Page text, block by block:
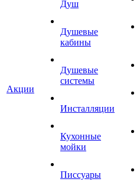
Акции
Душ
Душевые
кабины
Душевые
системы
Инсталляции
Кухонные
мойки
Писсуары